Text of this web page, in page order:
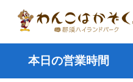
本日の営業時間